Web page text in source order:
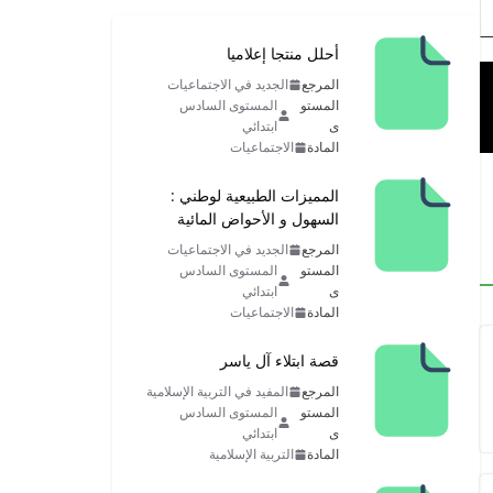
أحلل منتجا إعلاميا
المرجع
الجديد في الاجتماعيات
المستو
ى
المستوى السادس
ابتدائي
المادة
الاجتماعيات
المميزات الطبيعية لوطني :
السهول و الأحواض المائية
المرجع
الجديد في الاجتماعيات
المستو
ى
المستوى السادس
ابتدائي
المادة
الاجتماعيات
قصة ابتلاء آل ياسر
المرجع
المفيد في التربية الإسلامية
المستو
ى
المستوى السادس
ابتدائي
المادة
التربية الإسلامية